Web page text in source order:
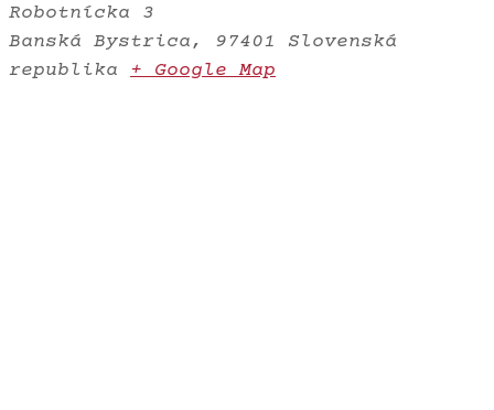
Robotnícka 3
Banská Bystrica, 97401
Slovenská
republika
+ Google Map